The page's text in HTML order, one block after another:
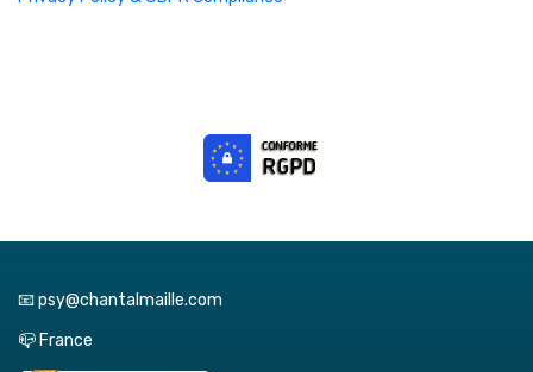
📧 psy@chantalmaille.com
📪 France